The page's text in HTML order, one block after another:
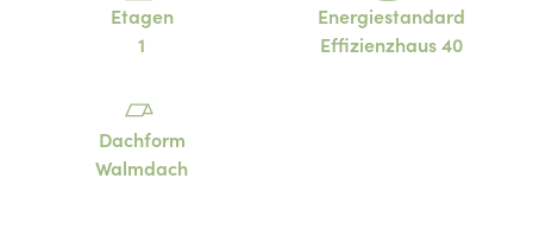
Etagen
1
Energiestandard
Effizienzhaus 40
Dachform
Walmdach